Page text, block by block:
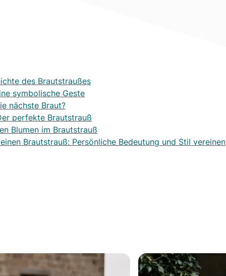
des Brautstraußes
symbolische Geste
nächste Braut?
perfekte Brautstrauß
Blumen im Brautstrauß
Brautstrauß: Persönliche Bedeutung und Stil vereinen